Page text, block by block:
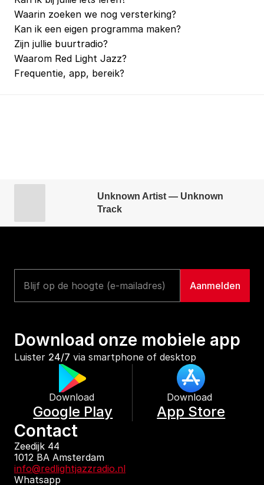
Waarin zoeken we nog versterking?
Kan ik een eigen programma maken?
Zijn jullie buurtradio?
Waarom Red Light Jazz?
Frequentie, app, bereik?
Unknown Artist — Unknown
Track
Download onze mobiele app
Luister 24/7 via smartphone of desktop
Download
Google Play
Download
App Store
Contact
Zeedijk 44
1012 BA Amsterdam
info@redlightjazzradio.nl
Whatsapp